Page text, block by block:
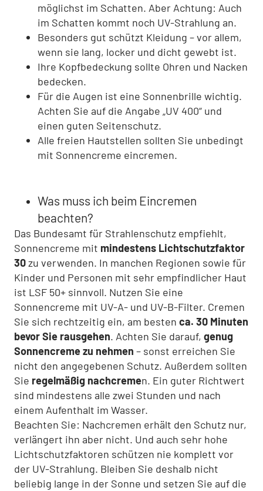
möglichst im Schatten. Aber Achtung: Auch
im Schatten kommt noch UV-Strahlung an.
Besonders gut schützt Kleidung – vor allem,
wenn sie lang, locker und dicht gewebt ist.
Ihre Kopfbedeckung sollte Ohren und Nacken
bedecken.
Für die Augen ist eine Sonnenbrille wichtig.
Achten Sie auf die Angabe „UV 400“ und
einen guten Seitenschutz.
Alle freien Hautstellen sollten Sie unbedingt
mit Sonnencreme eincremen.
Was muss ich beim Eincremen
beachten?
Das Bundesamt für Strahlenschutz empfiehlt,
Sonnencreme mit mindestens Lichtschutzfaktor
30zu verwenden. In manchen Regionen sowie für
Kinder und Personen mit sehr empfindlicher Haut
ist LSF 50+ sinnvoll. Nutzen Sie eine
Sonnencreme mit UV-A- und UV-B-Filter. Cremen
Sie sich rechtzeitig ein, am besten ca. 30 Minuten
bevor Sie rausgehen. Achten Sie darauf, genug
Sonnencreme zu nehmen – sonst erreichen Sie
nicht den angegebenen Schutz. Außerdem sollten
Sie regelmäßig nachcremen. Ein guter Richtwert
sind mindestens alle zwei Stunden und nach
einem Aufenthalt im Wasser.
Beachten Sie: Nachcremen erhält den Schutz nur,
verlängert ihn aber nicht. Und auch sehr hohe
Lichtschutzfaktoren schützen nie komplett vor
der UV-Strahlung. Bleiben Sie deshalb nicht
beliebig lange in der Sonne und setzen Sie auf die